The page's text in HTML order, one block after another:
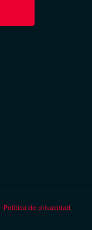
Política de privacidad